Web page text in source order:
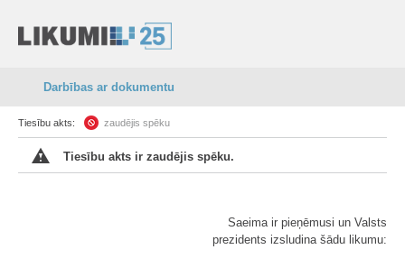
Darbības ar dokumentu
Tiesību akts: zaudējis spēku
Tiesību akts ir zaudējis spēku.
Saeima ir pieņēmusi un Valsts
prezidents izsludina šādu likumu: